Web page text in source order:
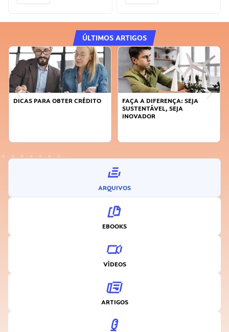
ÚLTIMOS ARTIGOS
DICAS PARA OBTER CRÉDITO
FAÇA A DIFERENÇA: SEJA
SUSTENTÁVEL, SEJA
INOVADOR
ARQUIVOS
EBOOKS
VÍDEOS
ARTIGOS